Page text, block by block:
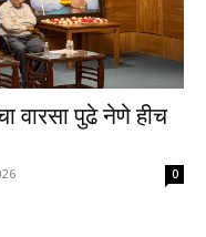
वारसा पुढे नेणे हीच
0